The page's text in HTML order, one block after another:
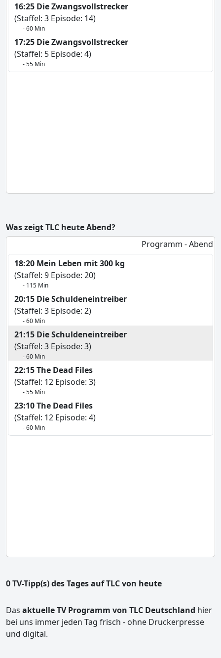
16:25 Die Zwangsvollstrecker
(Staffel: 3 Episode: 14)
- 60 Min
17:25 Die Zwangsvollstrecker
(Staffel: 5 Episode: 4)
- 55 Min
Was zeigt TLC heute Abend?
Programm - Abend
18:20 Mein Leben mit 300 kg
(Staffel: 9 Episode: 20)
- 115 Min
20:15 Die Schuldeneintreiber
(Staffel: 3 Episode: 2)
- 60 Min
21:15 Die Schuldeneintreiber
(Staffel: 3 Episode: 3)
- 60 Min
22:15 The Dead Files
(Staffel: 12 Episode: 3)
- 55 Min
23:10 The Dead Files
(Staffel: 12 Episode: 4)
- 60 Min
0 TV-Tipp(s) des Tages auf TLC von heute
Das aktuelle TV Programm von TLC Deutschland hier
bei uns immer jeden Tag frisch - ohne Druckerpresse
und digital.